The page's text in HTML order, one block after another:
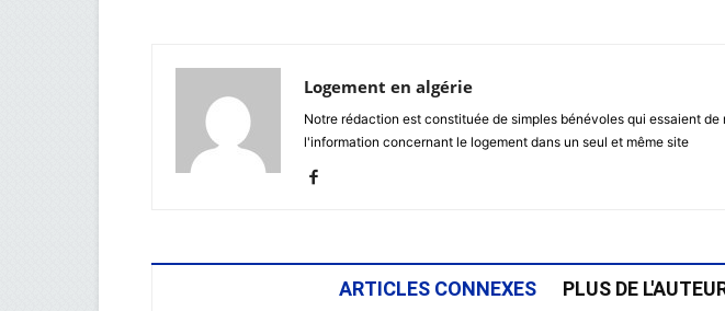
Logement en algérie
Notre rédaction est constituée de simples bénévoles qui essaient de
l'information concernant le logement dans un seul et même site
ARTICLES CONNEXES PLUS DE